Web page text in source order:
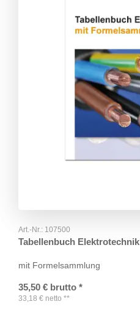
Art.-Nr.: 107500
Tabellenbuch Elektrotechnik
mit Formelsammlung
35,50 € brutto *
33,18 € netto **